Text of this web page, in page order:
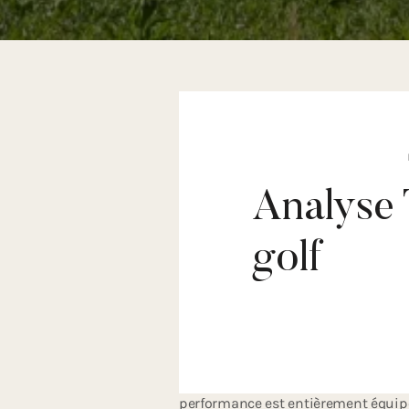
Analyse
golf
Pourquoi
Le golf est un sport en constante
ne pouvons même pas imaginer
performance est entièrement